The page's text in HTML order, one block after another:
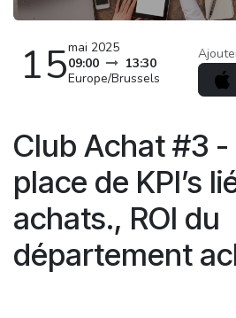
15mai 2025
09:00
13:30
Europe/Brussels
Club Achat #3 -
place de KPI’s
achats., ROI du
département